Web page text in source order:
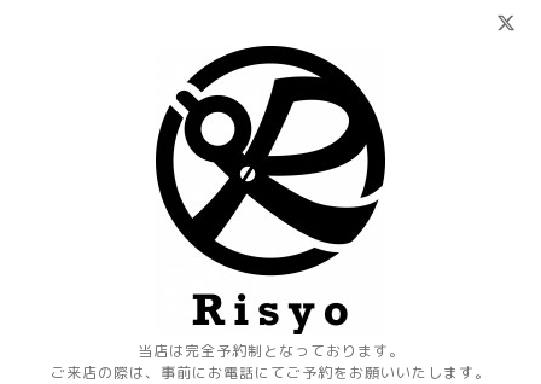
当店は完全予約制となっております。
ご来店の際は、事前にお電話にてご予約をお願いいたします。